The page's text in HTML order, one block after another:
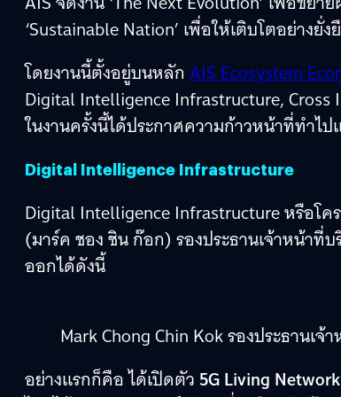
‘Sustainable Nation’ เพื่อให้เติบโตอย่าง
โดยงานนี้ตั้งอยู่บนหลัก AIS Ecosystem
Digital Intelligence Infrastructure,
ในงานครั้งนี้ได้ประกาศความก้าวหน้าที่ทำไ
Digital Intelligence Infrastructure
Digital Intelligence Infrastructure หรือโค
(มาร์ค ชอง ชิน ก๊อก) รองประธานเจ้าหน้าที่
ออกได้ดังนี้
Mark Chong Chin Kok รองประธานเจ้
อย่างแรกก็คือ ได้เปิดตัว5G Living Network